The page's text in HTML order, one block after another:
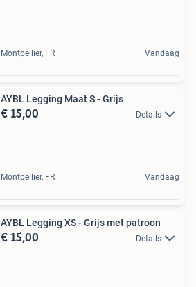
Montpellier, FR Vandaag
AYBL Legging Maat S - Grijs
€ 15,00 Details
Montpellier, FR Vandaag
AYBL Legging XS - Grijs met patroon
€ 15,00 Details